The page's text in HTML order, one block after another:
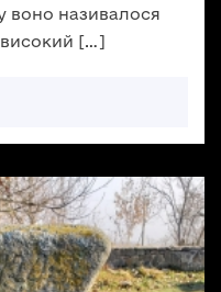
воно називалося
високий […]